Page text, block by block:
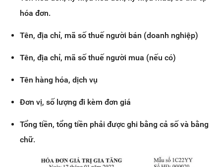
hóa đơn.
Tên, địa chỉ, mã số thuế người bán (doanh nghiệp)
Tên, địa chỉ, mã số thuế người mua (nếu có)
Tên hàng hóa, dịch vụ
Đơn vị, số lượng đi kèm đơn giá
Tổng tiền, tổng tiền phải được ghi bằng cả số và bằng
chữ.